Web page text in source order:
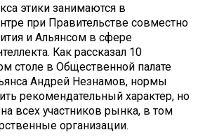
этики занимаются в
при Правительстве совместно
и Альянсом в сфере
Как рассказал 10
столе в Общественной палате
Андрей Незнамов, нормы
рекомендательный характер, но
всех участников рынка, в том
организации.